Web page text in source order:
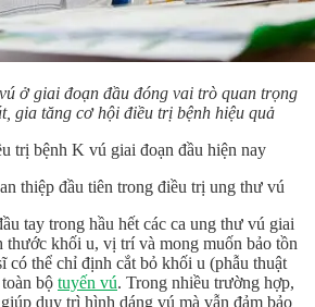
ở giai đoạn đầu đóng vai trò quan trọng
gia tăng cơ hội điều trị bệnh hiệu quả
trị bệnh K vú giai đoạn đầu hiện nay
thiệp đầu tiên trong điều trị ung thư vú
tay trong hầu hết các ca ung thư vú giai
thước khối u, vị trí và mong muốn bảo tồn
có thể chỉ định cắt bỏ khối u (phẫu thuật
bộ tuyến vú. Trong nhiều trường hợp,
duy trì hình dáng vú mà vẫn đảm bảo